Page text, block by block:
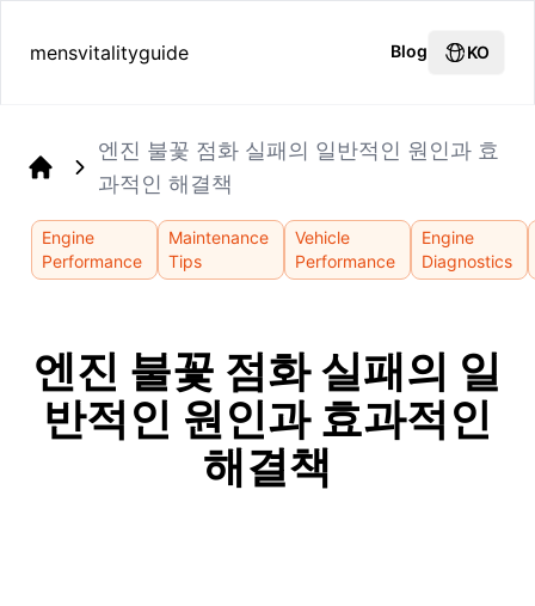
mensvitalityguide Blog KO
엔진 불꽃 점화 실패의 일반적인 원인과 효
과적인 해결책
Engine
Performance
Maintenance
Tips
Vehicle
Performance
Engine
Diagnostics
엔진 불꽃 점화 실패의 일
반적인 원인과 효과적인
해결책